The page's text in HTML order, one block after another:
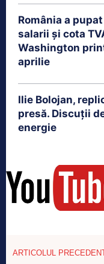
România a
salarii și cota
Washington
aprilie
Ilie Bolojan,
presă. Discuții
energie
ARTICOLUL